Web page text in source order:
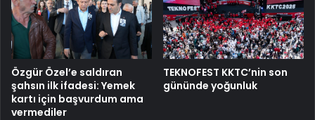
Özgür Özel’e saldıran
şahsın ilk ifadesi: Yemek
kartı için başvurdum ama
vermediler
TEKNOFEST KKTC’nin son
gününde yoğunluk